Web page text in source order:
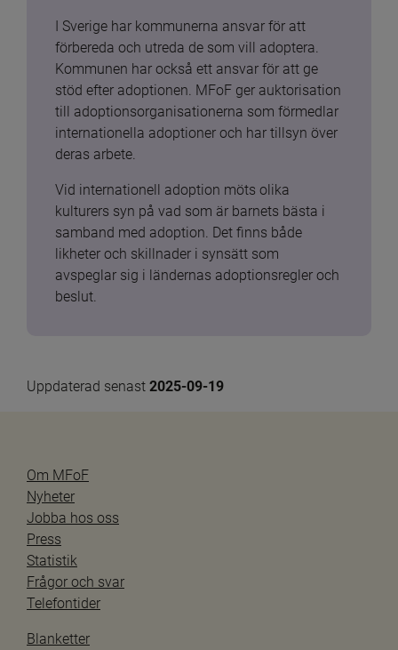
I Sverige har kommunerna ansvar för att
förbereda och utreda de som vill adoptera.
Kommunen har också ett ansvar för att ge
stöd efter adoptionen. MFoF ger auktorisation
till adoptionsorganisationerna som förmedlar
internationella adoptioner och har tillsyn över
deras arbete.
Vid internationell adoption möts olika
kulturers syn på vad som är barnets bästa i
samband med adoption. Det finns både
likheter och skillnader i synsätt som
avspeglar sig i ländernas adoptionsregler och
beslut.
Uppdaterad senast 2025-09-19
Om MFoF
Nyheter
Jobba hos oss
Press
Statistik
Frågor och svar
Telefontider
Blanketter